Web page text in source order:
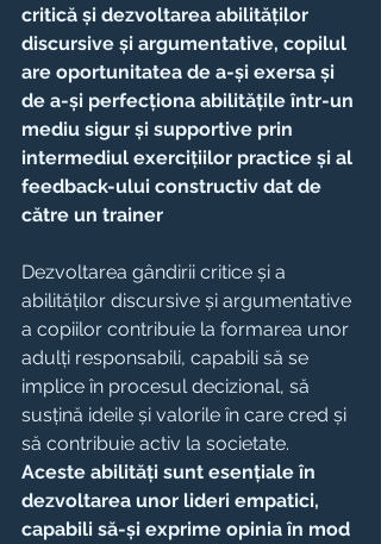
critică și dezvoltarea abilităților
discursive și argumentative, copilul
are oportunitatea de a-și exersa și
de a-și perfecționa abilitățile într-un
mediu sigur și supportive prin
intermediul exercițiilor practice și al
feedback-ului constructiv dat de
către un trainer
Dezvoltarea gândirii critice și a
abilităților discursive și argumentative
a copiilor contribuie la formarea unor
adulți responsabili, capabili să se
implice în procesul decizional, să
susțină ideile și valorile în care cred și
să contribuie activ la societate.
Aceste abilități sunt esențiale în
dezvoltarea unor lideri empatici,
capabili să-și exprime opinia în mod